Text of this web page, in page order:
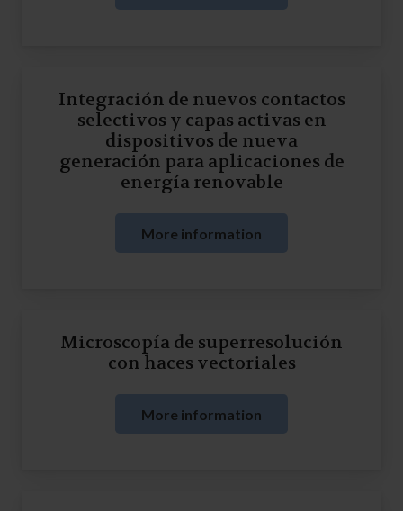
Integración de nuevos contactos
selectivos y capas activas en
dispositivos de nueva
generación para aplicaciones de
energía renovable
More information
Microscopía de superresolución
con haces vectoriales
More information